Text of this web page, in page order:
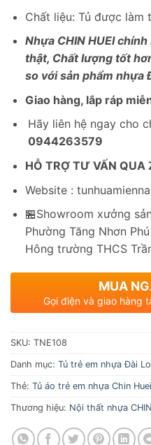
Chất liệu: Tủ được làm
Nhựa CHIN HUEI
thật, Chất lượng tốt
so với sản phẩm nhựa
Giao hàng, lắp ráp
Hãy liên hệ ngay cho
0944263579
HỖ TRỢ TƯ VẤN QUA
Website :
🏪Showroom xưởng
Phường Tăng Nhơn
Hông trường THCS
MUA
Gọi điện và giao hàng
SKU: TNE108
Danh mục: Tủ trẻ em nhựa Đài
Thẻ: Tủ áo trẻ em nhựa Chin Huei
Thương hiệu: Nội thất nhựa